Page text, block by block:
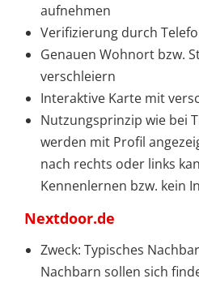
aufnehmen
Verifizierung durch
Genauen Wohnort bzw.
verschleiern
Interaktive Karte mit
Nutzungsprinzip wie bei
werden mit Profil
nach rechts oder links
Kennenlernen bzw. kein
Nextdoor.de
Zweck: Typisches
Nachbarn sollen sich